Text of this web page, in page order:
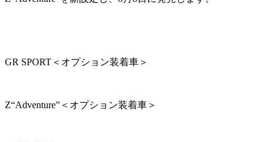
GR SPORT＜オプション装着車＞
Z“Adventure”＜オプション装着車＞